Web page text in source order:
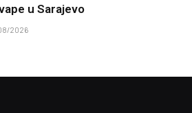
u Sarajevo
2026